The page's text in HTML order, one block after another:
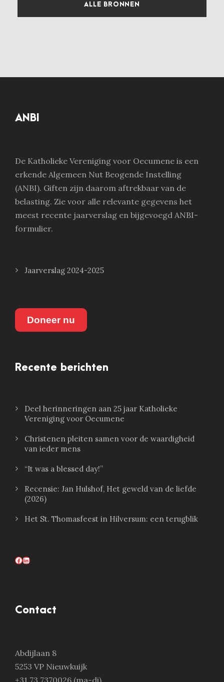
ALLE BRONNEN
ANBI
De Katholieke Vereniging voor Oecumene is een
erkende Algemeen Nut Beogende Instelling
(ANBI). Giften zijn daarom aftrekbaar van de
belasting. Zie voor alle relevante gegevens het
meest recente jaarverslag en bijgevoegd ANBI-
formulier.
Jaarverslag 2024-2025
Doneer nu
Recente berichten
Deel herinneringen aan 25 jaar Katholieke
Vereniging voor Oecumene
Christenen pleiten samen voor de waardigheid
van ieder mens
“It was a blessed day!”
Recensie: Jan Hulshof, Het geweld van de liefde
(2026)
Het St. Thomasfeest in Hilversum: een terugblik
Facebook LinkedIn
Contact
Abdijlaan 8
5253 VP Nieuwkuijk